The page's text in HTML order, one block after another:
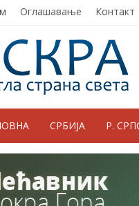
Оглашавање Контакт
СРБИЈА Р.